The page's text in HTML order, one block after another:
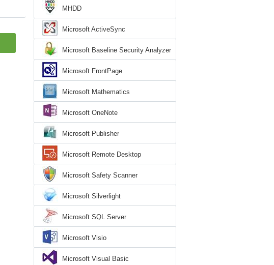
MHDD
Microsoft ActiveSync
Microsoft Baseline Security Analyzer
Microsoft FrontPage
Microsoft Mathematics
Microsoft OneNote
Microsoft Publisher
Microsoft Remote Desktop
Microsoft Safety Scanner
Microsoft Silverlight
Microsoft SQL Server
Microsoft Visio
Microsoft Visual Basic